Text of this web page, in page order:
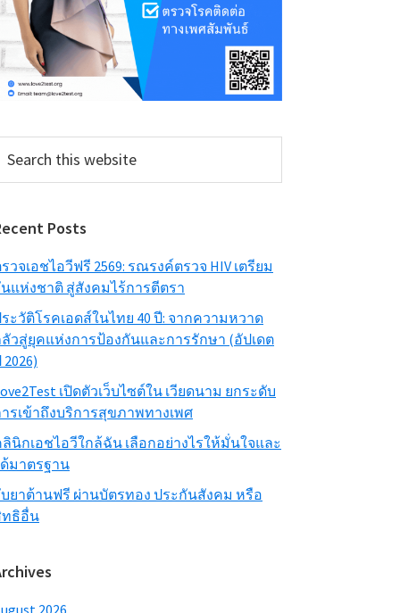
this
Posts
วจเอชไอวีฟรี 2569: รณรงค์ตรวจ HIV เตรียม
แห่งชาติ สู่สังคมไร้การตีตรา
ะวัติโรคเอดส์ในไทย 40 ปี: จากความหวาด
วสู่ยุคแห่งการป้องกันและการรักษา (อัปเดต
2026)
เปิดตัวเว็บไซต์ใน เวียดนาม ยกระดับ
รเข้าถึงบริการสุขภาพทางเพศ
นิกเอชไอวีใกล้ฉัน เลือกอย่างไรให้มั่นใจและ
มาตรฐาน
ยาต้านฟรี ผ่านบัตรทอง ประกันสังคม หรือ
ธิอื่น
2026